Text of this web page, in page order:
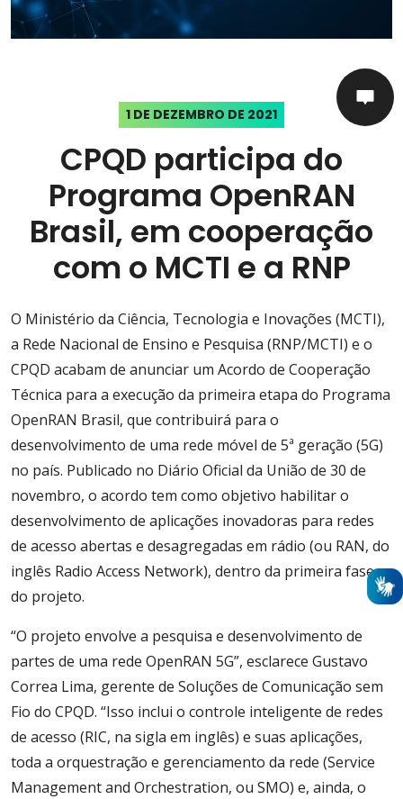
1 DE DEZEMBRO DE 2021
CPQD participa do
Programa OpenRAN
Brasil, em cooperação
com o MCTI e a RNP
O Ministério da Ciência, Tecnologia e Inovações (MCTI),
a Rede Nacional de Ensino e Pesquisa (RNP/MCTI) e o
CPQD acabam de anunciar um Acordo de Cooperação
Técnica para a execução da primeira etapa do Programa
OpenRAN Brasil, que contribuirá para o
desenvolvimento de uma rede móvel de 5ª geração (5G)
no país. Publicado no Diário Oficial da União de 30 de
novembro, o acordo tem como objetivo habilitar o
desenvolvimento de aplicações inovadoras para redes
de acesso abertas e desagregadas em rádio (ou RAN, do
inglês Radio Access Network), dentro da primeira fase
do projeto.
“O projeto envolve a pesquisa e desenvolvimento de
partes de uma rede OpenRAN 5G”, esclarece Gustavo
Correa Lima, gerente de Soluções de Comunicação sem
Fio do CPQD. “Isso inclui o controle inteligente de redes
de acesso (RIC, na sigla em inglês) e suas aplicações,
toda a orquestração e gerenciamento da rede (Service
Management and Orchestration, ou SMO) e, ainda, o